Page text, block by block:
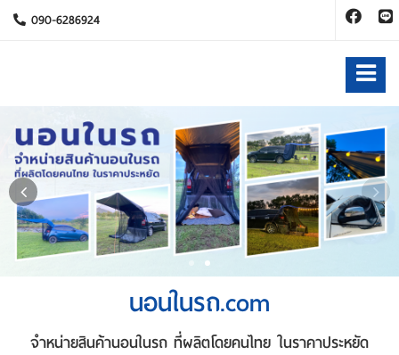
090-6286924
นอนในรถ.com
จำหน่ายสินค้านอนในรถ ที่ผลิตโดยคนไทย ในราคาประหยัด